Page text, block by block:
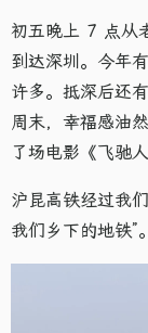
初五晚上 7 点从
到达深圳。今年
许多。抵深后还
周末，幸福感油
了场电影《飞驰
沪昆高铁经过我
我们乡下的地铁”。